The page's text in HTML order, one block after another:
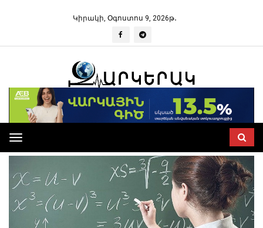
Կիրակի, Օգոստոս 9, 2026թ․
Toggle
navigation